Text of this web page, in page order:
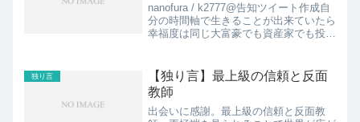
nanofura / k2777@告知ツイート作成自
分の時間軸で生きることが出来ていたら
幸福度は同じ大富豪でも資産家でも投資
も役員でも正社員でも派遣でもバイトで
も無職で...
独り言
【独り言】最上級の信頼と反面
教師
出会いに感謝。最上級の信頼と反面教